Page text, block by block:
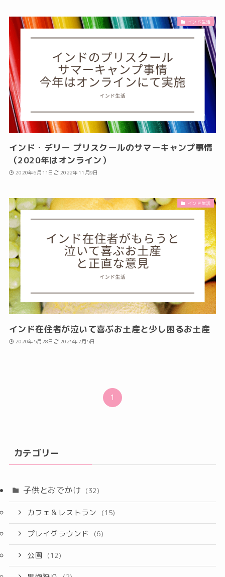
インド生活
インド・デリー プリスクールのサマーキャンプ事情
（2020年はオンライン）
2020年6月11日 2022年11月9日
インド生活
インド在住者が泣いて喜ぶお土産と少し困るお土産
2020年5月28日 2025年7月5日
1
カテゴリー
子供とおでかけ (32)
カフェ＆レストラン (15)
プレイグラウンド (6)
公園 (12)